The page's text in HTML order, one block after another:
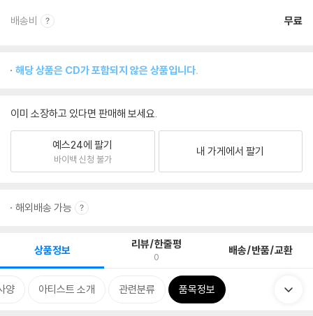
배송비 무료
해당 상품은 CD가 포함되지 않은 상품입니다.
이미 소장하고 있다면 판매해 보세요.
예스24에 팔기
바이백 신청 불가
내 가게에서 팔기
해외배송 가능
상품정보 리뷰/한줄평
0 배송/반품/교환
양 아티스트 소개 관련분류 품목정보